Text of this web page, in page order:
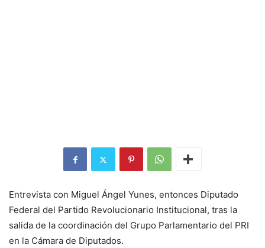
Entrevista con Miguel Ángel Yunes, entonces Diputado
Federal del Partido Revolucionario Institucional, tras la
salida de la coordinación del Grupo Parlamentario del PRI
en la Cámara de Diputados.